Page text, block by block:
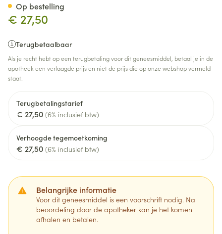
€ 27,50
Terugbetaalbaar
Als je recht hebt op een terugbetaling voor dit geneesmiddel, betaal je in de
apotheek een verlaagde prijs en niet de prijs die op onze webshop vermeld
staat.
Terugbetalingstarief
€ 27,50 (6% inclusief btw)
Verhoogde tegemoetkoming
€ 27,50 (6% inclusief btw)
Belangrijke informatie
Voor dit geneesmiddel is een voorschrift nodig. Na
beoordeling door de apotheker kan je het komen
afhalen en betalen.
Op bestelling